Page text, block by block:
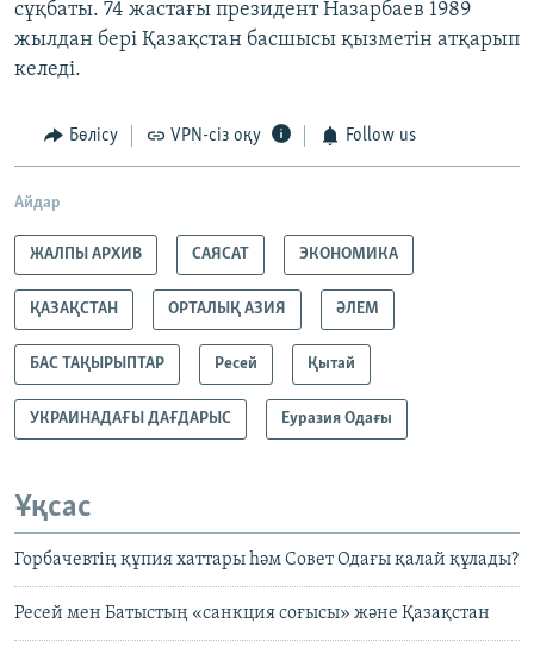
сұқбаты. 74 жастағы президент Назарбаев 1989
жылдан бері Қазақстан басшысы қызметін атқарып
келеді.
Бөлісу VPN-сіз оқу Follow us
Айдар
ЖАЛПЫ АРХИВ САЯСАТ ЭКОНОМИКА
ҚАЗАҚСТАН ОРТАЛЫҚ АЗИЯ ӘЛЕМ
БАС ТАҚЫРЫПТАР Ресей Қытай
УКРАИНАДАҒЫ ДАҒДАРЫС Еуразия Одағы
Ұқсас
Горбачевтің құпия хаттары һәм Совет Одағы қалай құлады?
Ресей мен Батыстың «санкция соғысы» және Қазақстан